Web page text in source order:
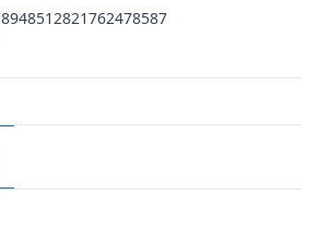
8948512821762478587